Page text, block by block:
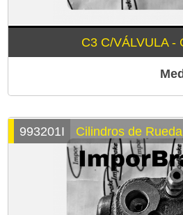
C3 C/VÁLVULA -
993201I Cilindros de Rueda